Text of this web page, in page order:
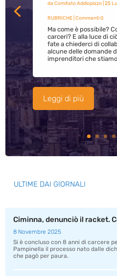
da Comitato Addiopizzo| 25
RUBRICHE| Commenti 0
Ma come è possibile?
carceri? E alla luce di
fate a chiederci di
alcune delle domande
imprenditori che
Leggi di più
ULTIME DAI GIORNALI
Ciminna, denunciò il racket.
8 Novembre 2025
Si è concluso con 8 anni di carcere
Pampinella il processo nato dalle
che pagò per paura.